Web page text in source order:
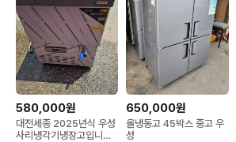
580,000원
대전세종 2025년식 우성
사리냉각기냉장고입니다
650,000원
올냉동고 45박스 중고 우
성